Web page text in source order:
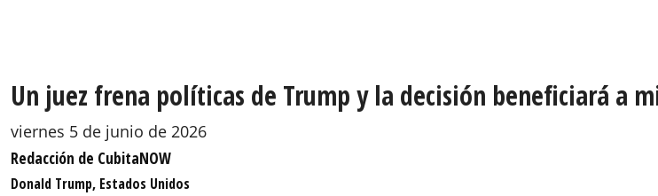
Un juez frena políticas de Trump y la decisión beneficiará a
viernes 5 de junio de 2026
Redacción de CubitaNOW
Donald Trump, Estados Unidos